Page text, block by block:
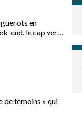
en
end, le cap vers
de témoins » qui